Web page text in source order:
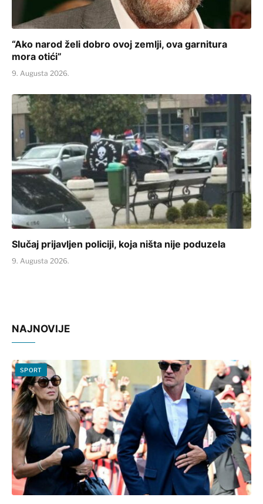
“Ako narod želi dobro ovoj zemlji, ova garnitura
mora otići”
9. Augusta 2026.
Slučaj prijavljen policiji, koja ništa nije poduzela
9. Augusta 2026.
NAJNOVIJE
SPORT